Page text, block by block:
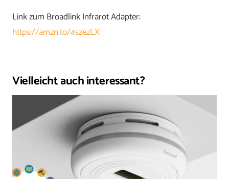
Link zum Broadlink Infrarot Adapter:
https://amzn.to/4szezLX
Vielleicht auch interessant?